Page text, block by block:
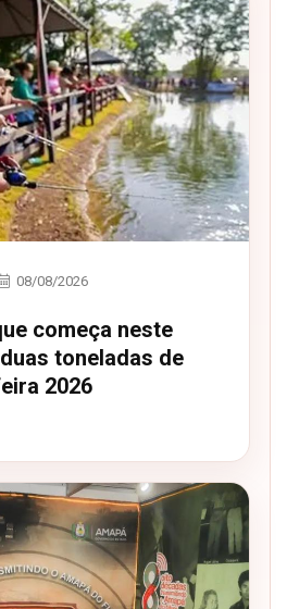
08/08/2026
começa neste
toneladas de
2026